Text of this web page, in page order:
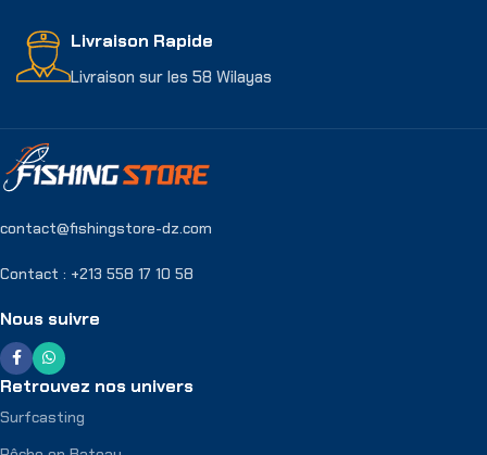
Livraison Rapide
Livraison sur les 58 Wilayas
contact@fishingstore-dz.com
Contact : +213 558 17 10 58
Nous suivre
Retrouvez nos univers
Surfcasting